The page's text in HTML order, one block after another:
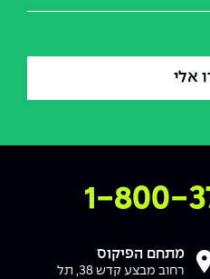
קשר
1-800-
מתחם הפיקוס
רחוב מבצע קדש 38, תל